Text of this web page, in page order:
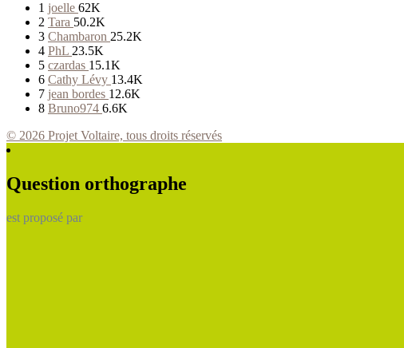
1 joelle 62K
2 Tara 50.2K
3 Chambaron 25.2K
4 PhL 23.5K
5 czardas 15.1K
6 Cathy Lévy 13.4K
7 jean bordes 12.6K
8 Bruno974 6.6K
© 2026 Projet Voltaire, tous droits réservés
Question orthographe
est proposé par